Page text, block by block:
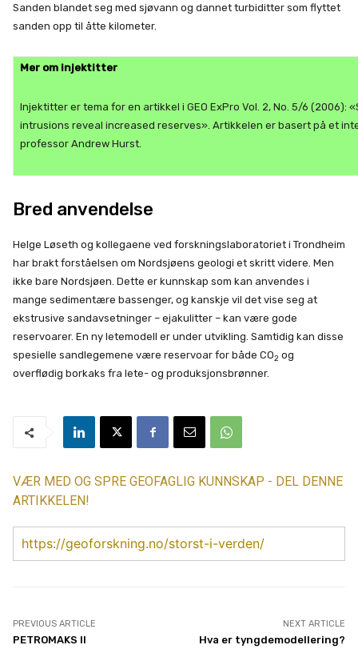
Sanden blandet seg med sjøvann og dannet turbiditter som flyttet
sanden opp til åtte kilometer.
Mer om injektitter
Injektitter er tema for en artikkel i GEO ExPro Vol. 2, No. 5/6 (2006):
intrusions reveal increased reserves». Artikkelen er basert på et
professor Andrew Hurst.
Bred anvendelse
Helge Løseth og kollegaene ved forskningslaboratoriet i Trondheim
har brakt forståelsen om Nordsjøens geologi et skritt videre. Men
ikke bare Nordsjøen. Dette er kunnskap som kan anvendes i
mange sedimentære bassenger, og kanskje vil det vise seg at
ekstrusive sandavsetninger – ejakulitter – kan være gode
reservoarer. En ny letemodell er under utvikling. Samtidig kan disse
spesielle sandlegemene være reservoar for både CO2 og
overflødig borkaks fra lete- og produksjonsbrønner.
VÆR MED OG SPRE GEOFAGLIG KUNNSKAP - DEL DENNE
ARTIKKELEN!
https://geoforskning.no/storst-i-verden/
PREVIOUS ARTICLE
PETROMAKS II
NEXT ARTICLE
Hva er tyngdemodellering?